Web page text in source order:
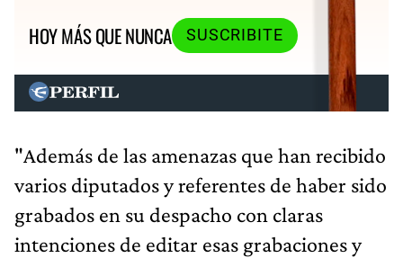
HOY MÁS QUE NUNCA
SUSCRIBITE
"Además de las amenazas que han recibido
varios diputados y referentes de haber sido
grabados en su despacho con claras
intenciones de editar esas grabaciones y